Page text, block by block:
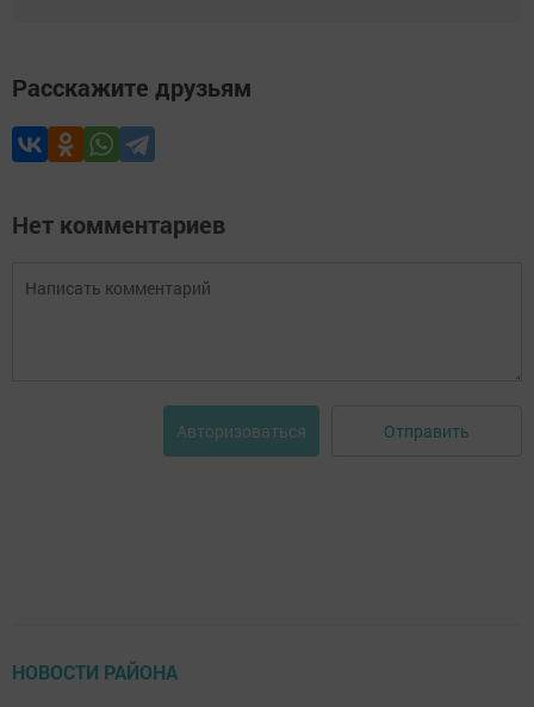
Расскажите друзьям
Нет комментариев
Авторизоваться Отправить
НОВОСТИ РАЙОНА